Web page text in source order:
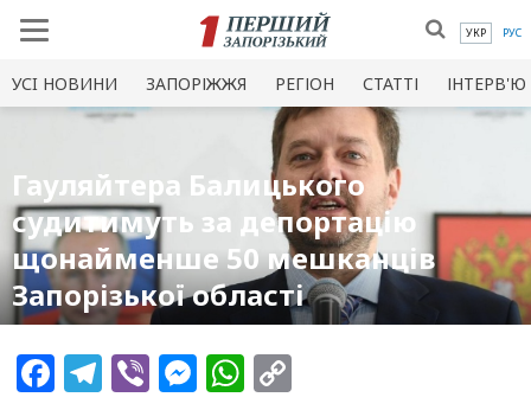
УКР РУС
УСI НОВИНИ ЗАПОРІЖЖЯ РЕГІОН СТАТТІ ІНТЕРВ'Ю
Гауляйтера Балицького
судитимуть за депортацію
щонайменше 50 мешканців
Запорізької області
Facebook
Telegram
ViberMessenger
WhatsApp